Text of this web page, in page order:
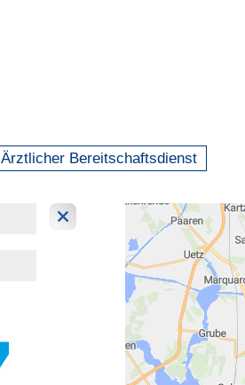
Ärztlicher Bereitschaftsdienst